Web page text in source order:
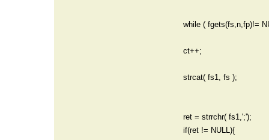
while ( fgets(fs,n,fp)!=
ct++;
strcat( fs1, fs );
ret = strrchr( fs1,';');
if(ret != NULL){